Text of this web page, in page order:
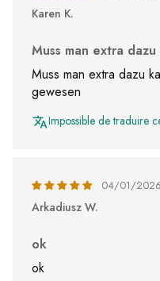
Karen K.
Muss man extra
Muss man extra dazu
gewesen
Impossible de traduire
04/01/2026
Arkadiusz W.
ok
ok